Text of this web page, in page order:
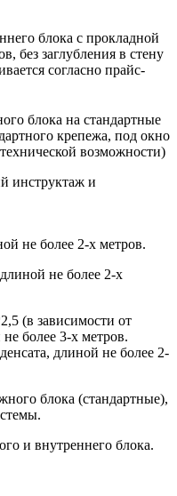
блока с прокладной
без заглубления в стену
согласно прайс-
блока на стандартные
крепежа, под окно
возможности)
инструктаж и
не более 2-х метров.
не более 2-х
(в зависимости от
более 3-х метров.
длиной не более 2-
блока (стандартные),
и внутреннего блока.